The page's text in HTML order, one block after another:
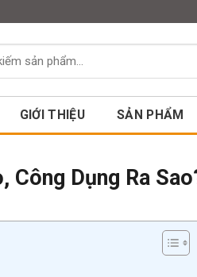
GIỚI THIỆU SẢN PHẨM
Công Dụng Ra